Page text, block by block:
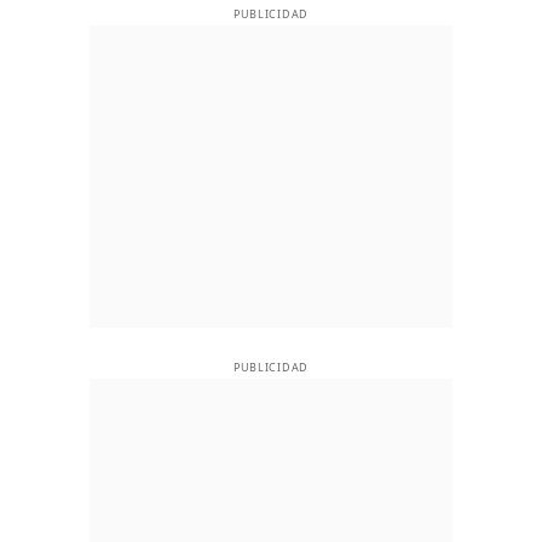
PUBLICIDAD
PUBLICIDAD